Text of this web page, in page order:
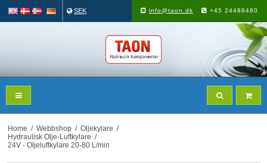
SEK info@taon.dk +45 24488480
Home / Webbshop / Oljekylare /
Hydraulisk Olje-Luftkylare /
24V - Oljeluftkylare 20-80 L/min